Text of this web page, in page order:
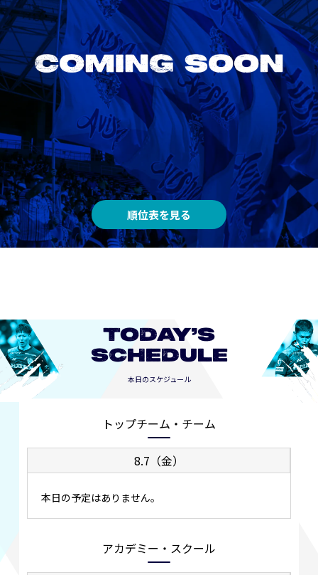
順位表を見る
TODAY’S
SCHEDULE
本日のスケジュール
トップチーム・チーム
8.7（金）
本日の予定はありません。
アカデミー・スクール